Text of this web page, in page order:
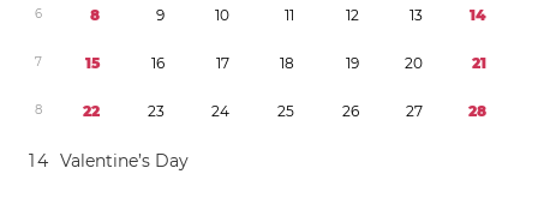
6 8 9 10 11 12 13 14
7 15 16 17 18 19 20 21
8 22 23 24 25 26 27 28
14 Valentine’s Day